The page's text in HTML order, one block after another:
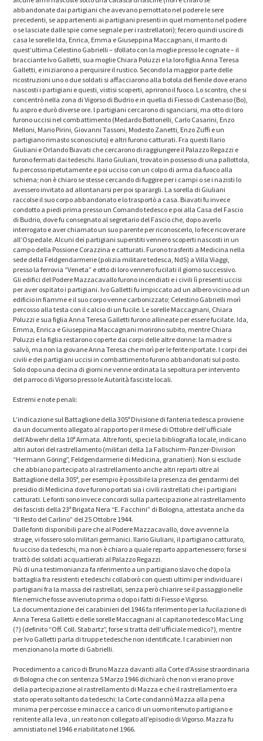
abbandonate dai partigiani che avevano pernottato nel podere le sere
precedenti, se appartenenti ai partigiani presenti in quel momento nel podere
o se lasciate dalle spie come segnale per i rastrellatori); fecero quindi uscire di
casa le sorelle Ida, Enrica, Emma e Giuseppina Maccagnani, il marito di
quest’ultima Celestino Gabrielli – sfollato con la moglie presso le cognate – il
bracciante Ivo Galletti, sua moglie Chiara Poluzzi e la loro figlia Anna Teresa
Galletti, e iniziarono a perquisire il rustico. Secondo la maggior parte delle
ricostruzioni uno o due soldati si affacciarono alla botola del fienile dove erano
nascosti i partigiani e questi, vistisi scoperti, aprirono il fuoco. Lo scontro, che si
concentrò nella zona di Vigorso di Budrio e in quella di Fiesso di Castenaso (Bo),
fu aspro e durò diverse ore. I partigiani cercarono di sganciarsi, ma otto di loro
furono uccisi nel combattimento (Medardo Bottonelli, Carlo Casarini, Enzo
Melloni, Mario Pirini, Giovanni Tassoni, Modesto Zanetti, Enzo Zuffi e un
partigiano rimasto sconosciuto) e altri furono catturati. Fra questi Ilario
Giuliani e Orlando Biavati che cercarono di raggiungere il Palazzo Regazzi e
furono fermati dai tedeschi. Ilario Giuliani, trovato in possesso di una pallottola,
fu percosso ripetutamente e poi ucciso con un colpo di arma da fuoco alla
schiena; non è chiaro se stesse cercando di fuggire per i campi o se i nazisti lo
avessero invitato ad allontanarsi per poi sparargli. La sorella di Giuliani
raccolse il suo corpo abbandonato e lo trasportò a casa. Biavati fu invece
condotto a piedi prima presso un Comando tedesco e poi alla Casa del Fascio
di Budrio, dove fu consegnato al segretario del Fascio che, dopo averlo
interrogato e aver chiamato un suo parente per riconoscerlo, lo fece ricoverare
all’Ospedale. Alcuni dei partigiani superstiti vennero scoperti nascosti in un
campo della Possione Corazzina e catturati. Furono trasferiti a Medicina nella
sede della Feldgendarmerie (polizia militare tedesca, NdS) a Villa Viaggi,
presso la ferrovia “Veneta” e otto di loro vennero fucilati il giorno successivo.
Gli edifici del Podere Mazzacavallo furono incendiati e i civili lì presenti uccisi
per aver ospitato i partigiani. Ivo Galletti fu impiccato ad un albero vicino ad un
edificio in fiamme e il suo corpo venne carbonizzato; Celestino Gabrielli morì
percosso alla testa con il calcio di un fucile. Le sorelle Maccagnani, Chiara
Poluzzi e sua figlia Anna Teresa Galletti furono allineate per essere fucilate. Ida,
Emma, Enrica e Giuseppina Maccagnani morirono subito, mentre Chiara
Poluzzi e la figlia restarono coperte dai corpi delle altre donne: la madre si
salvò, ma non la giovane Anna Teresa che morì per le ferite riportate. I corpi dei
civili e dei partigiani uccisi in combattimento furono abbandonati sul posto.
Solo dopo una decina di giorni ne venne ordinata la sepoltura per intervento
del parroco di Vigorso presso le Autorità fasciste locali.
Estremi e note penali:
L’indicazione sul Battaglione della 305ª Divisione di fanteria tedesca proviene
da un documento allegato al rapporto per il mese di Ottobre dell’ufficiale
dell’Abwehr della 10ª Armata. Altre fonti, specie la bibliografia locale, indicano
altri autori del rastrellamento (militari della 1a Fallschirm-Panzer-Division
“Hermann Göring”, Feldgendarmerie di Medicina, granatieri). Non si esclude
che abbiano partecipato al rastrellamento anche altri reparti oltre al
Battaglione della 305ª, per esempio è possibile la presenza dei gendarmi del
presidio di Medicina dove furono portati sia i civili rastrellati che i partigiani
catturati. Le fonti sono invece concordi sulla partecipazione al rastrellamento
dei fascisti della 23ª Brigata Nera “E. Facchini” di Bologna, attestata anche da
“Il Resto del Carlino” del 25 Ottobre 1944.
Dalle fonti disponibili pare che al Podere Mazzacavallo, dove avvenne la
strage, vi fossero solo militari germanici. Ilario Giuliani, il partigiano catturato,
fu ucciso da tedeschi, ma non è chiaro a quale reparto appartenessero; forse si
trattò dei soldati acquartierati al Palazzo Regazzi.
Più di una testimonianza fa riferimento a un partigiano slavo che dopo la
battaglia fra resistenti e tedeschi collaborò con questi ultimi per individuare i
partigiani fra la massa dei rastrellati, senza però chiarire se il passaggio nelle
file nemiche fosse avvenuto prima o dopo i fatti di Fiesso e Vigorso.
La documentazione dei carabinieri del 1946 fa riferimento per la fucilazione di
Anna Teresa Galletti e delle sorelle Maccagnani al capitano tedesco Mac Ling
(?) (definito “Off. Coll. Stabartz”, forse si tratta dell’ufficiale medico?), mentre
per Ivo Galletti parla di truppe tedesche non identificate. I carabinieri non
menzionano la morte di Gabrielli.
Procedimento a carico di Bruno Mazza davanti alla Corte d’Assise straordinaria
di Bologna che con sentenza 5 Marzo 1946 dichiarò che non vi erano prove
della partecipazione al rastrellamento di Mazza e che il rastrellamento era
stato operato soltanto da tedeschi; la Corte condannò Mazza alla pena
minima per percosse e minacce a carico di un uomo ritenuto partigiano e
renitente alla leva , un reato non collegato all’episodio di Vigorso. Mazza fu
amnistiato nel 1946 e riabilitato nel 1966.